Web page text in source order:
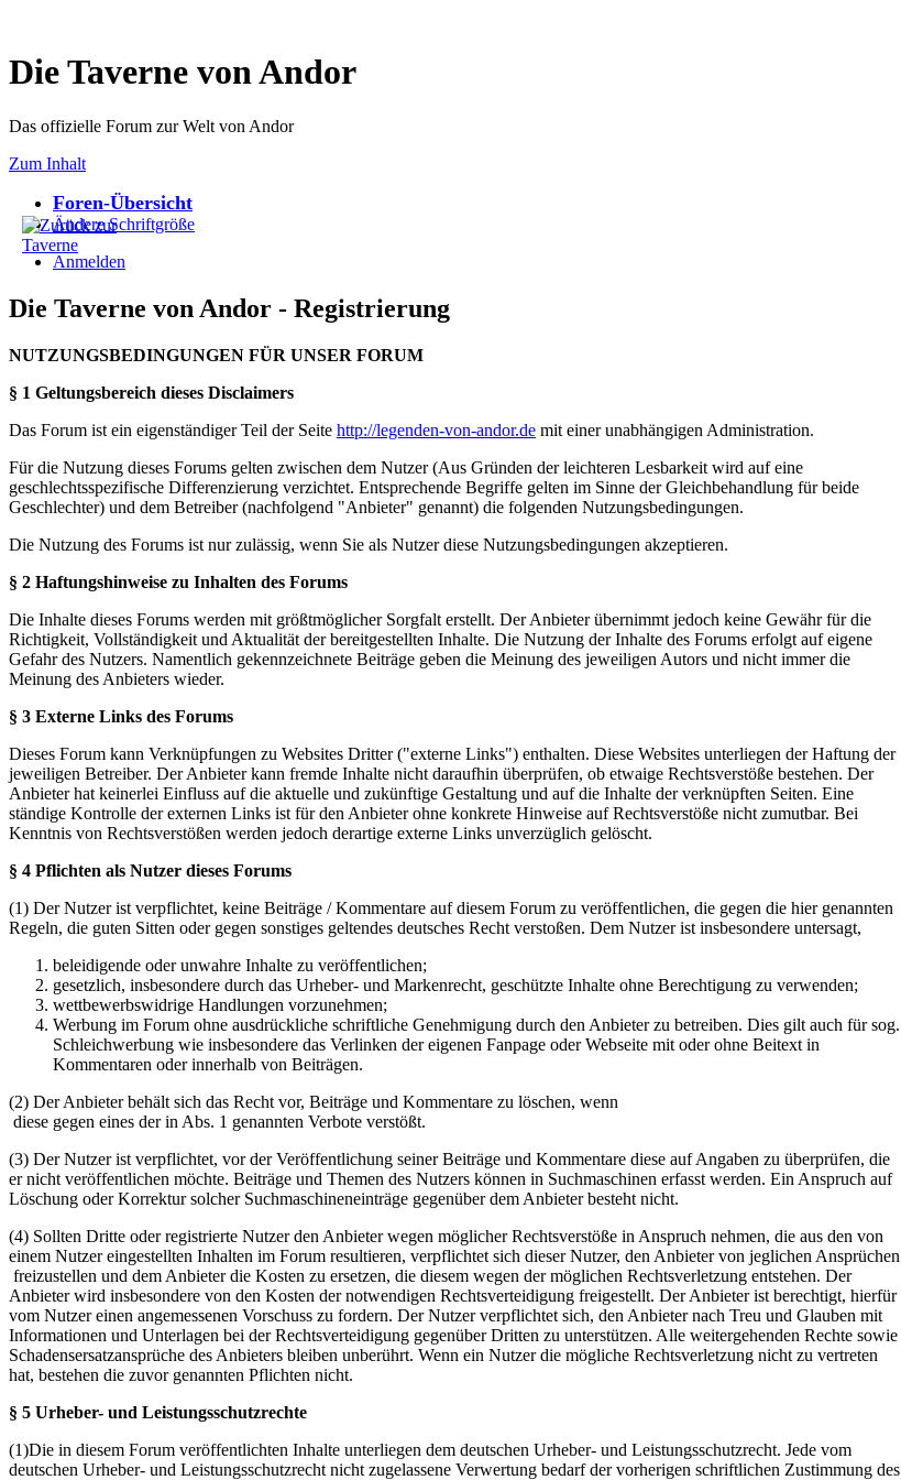
Die Taverne von Andor
Das offizielle Forum zur Welt von Andor
Zum Inhalt
Foren-Übersicht
Ändere Schriftgröße
Anmelden
Die Taverne von Andor - Registrierung
NUTZUNGSBEDINGUNGEN FÜR UNSER FORUM
§ 1 Geltungsbereich dieses Disclaimers
Das Forum ist ein eigenständiger Teil der Seite http://legenden-von-andor.de mit einer unabhängigen Administration.
Für die Nutzung dieses Forums gelten zwischen dem Nutzer (Aus Gründen der leichteren Lesbarkeit wird auf eine
geschlechtsspezifische Differenzierung verzichtet. Entsprechende Begriffe gelten im Sinne der Gleichbehandlung für beide
Geschlechter) und dem Betreiber (nachfolgend "Anbieter" genannt) die folgenden Nutzungsbedingungen.
Die Nutzung des Forums ist nur zulässig, wenn Sie als Nutzer diese Nutzungsbedingungen akzeptieren.
§ 2 Haftungshinweise zu Inhalten des Forums
Die Inhalte dieses Forums werden mit größtmöglicher Sorgfalt erstellt. Der Anbieter übernimmt jedoch keine Gewähr für die
Richtigkeit, Vollständigkeit und Aktualität der bereitgestellten Inhalte. Die Nutzung der Inhalte des Forums erfolgt auf eigene
Gefahr des Nutzers. Namentlich gekennzeichnete Beiträge geben die Meinung des jeweiligen Autors und nicht immer die
Meinung des Anbieters wieder.
§ 3 Externe Links des Forums
Dieses Forum kann Verknüpfungen zu Websites Dritter ("externe Links") enthalten. Diese Websites unterliegen der Haftung der
jeweiligen Betreiber. Der Anbieter kann fremde Inhalte nicht daraufhin überprüfen, ob etwaige Rechtsverstöße bestehen. Der
Anbieter hat keinerlei Einfluss auf die aktuelle und zukünftige Gestaltung und auf die Inhalte der verknüpften Seiten. Eine
ständige Kontrolle der externen Links ist für den Anbieter ohne konkrete Hinweise auf Rechtsverstöße nicht zumutbar. Bei
Kenntnis von Rechtsverstößen werden jedoch derartige externe Links unverzüglich gelöscht.
§ 4 Pflichten als Nutzer dieses Forums
(1) Der Nutzer ist verpflichtet, keine Beiträge / Kommentare auf diesem Forum zu veröffentlichen, die gegen die hier genannten
Regeln, die guten Sitten oder gegen sonstiges geltendes deutsches Recht verstoßen. Dem Nutzer ist insbesondere untersagt,
beleidigende oder unwahre Inhalte zu veröffentlichen;
gesetzlich, insbesondere durch das Urheber- und Markenrecht, geschützte Inhalte ohne Berechtigung zu verwenden;
wettbewerbswidrige Handlungen vorzunehmen;
Werbung im Forum ohne ausdrückliche schriftliche Genehmigung durch den Anbieter zu betreiben. Dies gilt auch für sog.
Schleichwerbung wie insbesondere das Verlinken der eigenen Fanpage oder Webseite mit oder ohne Beitext in
Kommentaren oder innerhalb von Beiträgen.
(2) Der Anbieter behält sich das Recht vor, Beiträge und Kommentare zu löschen, wenn
diese gegen eines der in Abs. 1 genannten Verbote verstößt.
(3) Der Nutzer ist verpflichtet, vor der Veröffentlichung seiner Beiträge und Kommentare diese auf Angaben zu überprüfen, die
er nicht veröffentlichen möchte. Beiträge und Themen des Nutzers können in Suchmaschinen erfasst werden. Ein Anspruch auf
Löschung oder Korrektur solcher Suchmaschineneinträge gegenüber dem Anbieter besteht nicht.
(4) Sollten Dritte oder registrierte Nutzer den Anbieter wegen möglicher Rechtsverstöße in Anspruch nehmen, die aus den von
einem Nutzer eingestellten Inhalten im Forum resultieren, verpflichtet sich dieser Nutzer, den Anbieter von jeglichen Ansprüchen
freizustellen und dem Anbieter die Kosten zu ersetzen, die diesem wegen der möglichen Rechtsverletzung entstehen. Der
Anbieter wird insbesondere von den Kosten der notwendigen Rechtsverteidigung freigestellt. Der Anbieter ist berechtigt, hierfür
vom Nutzer einen angemessenen Vorschuss zu fordern. Der Nutzer verpflichtet sich, den Anbieter nach Treu und Glauben mit
Informationen und Unterlagen bei der Rechtsverteidigung gegenüber Dritten zu unterstützen. Alle weitergehenden Rechte sowie
Schadensersatzansprüche des Anbieters bleiben unberührt. Wenn ein Nutzer die mögliche Rechtsverletzung nicht zu vertreten
hat, bestehen die zuvor genannten Pflichten nicht.
§ 5 Urheber- und Leistungsschutzrechte
(1)Die in diesem Forum veröffentlichten Inhalte unterliegen dem deutschen Urheber- und Leistungsschutzrecht. Jede vom
deutschen Urheber- und Leistungsschutzrecht nicht zugelassene Verwertung bedarf der vorherigen schriftlichen Zustimmung des